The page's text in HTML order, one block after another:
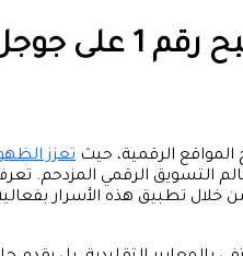
الارباح
تعزز
التسويق الرقمي المزدحم.
خلال تطبيق هذه الأسرار